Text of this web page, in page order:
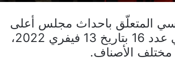
المتعلّق باحداث مجلس أعلى
مؤقت للقضاء، الصادر بالرائد الرسمي عدد 16 بتاريخ 13 فيفري 2022،
الأصناف.